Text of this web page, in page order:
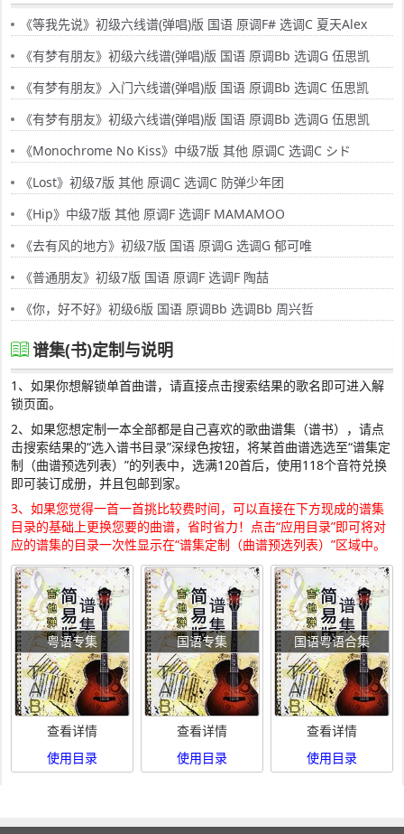
《等我先说》初级六线谱(弹唱)版 国语 原调F# 选调C 夏天Alex
《有梦有朋友》初级六线谱(弹唱)版 国语 原调Bb 选调G 伍思凯
《有梦有朋友》入门六线谱(弹唱)版 国语 原调Bb 选调C 伍思凯
《有梦有朋友》初级六线谱(弹唱)版 国语 原调Bb 选调G 伍思凯
《Monochrome No Kiss》中级7版 其他 原调C 选调C シド
《Lost》初级7版 其他 原调C 选调C 防弹少年团
《Hip》中级7版 其他 原调F 选调F MAMAMOO
《去有风的地方》初级7版 国语 原调G 选调G 郁可唯
《普通朋友》初级7版 国语 原调F 选调F 陶喆
《你，好不好》初级6版 国语 原调Bb 选调Bb 周兴哲
谱集(书)定制与说明
1、如果你想解锁单首曲谱，请直接点击搜索结果的歌名即可进入解
锁页面。
2、如果您想定制一本全部都是自己喜欢的歌曲谱集（谱书），请点
击搜索结果的“选入谱书目录”深绿色按钮，将某首曲谱选选至“谱集定
制（曲谱预选列表）”的列表中，选满120首后，使用118个音符兑换
即可装订成册，并且包邮到家。
3、如果您觉得一首一首挑比较费时间，可以直接在下方现成的谱集
目录的基础上更换您要的曲谱，省时省力！点击“应用目录”即可将对
应的谱集的目录一次性显示在“谱集定制（曲谱预选列表）”区域中。
粤语专集
查看详情
使用目录
国语专集
查看详情
使用目录
国语粤语合集
查看详情
使用目录